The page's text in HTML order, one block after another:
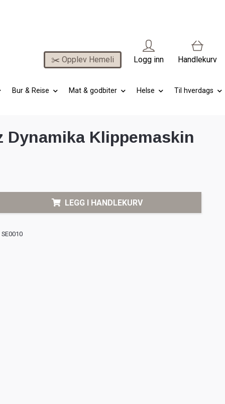
✂️ Opplev Hemeli Logg inn Handlekurv
Bur & Reise Mat & godbiter Helse Til hverdags
Dynamika Klippemaskin
LEGG I HANDLEKURV
SE0010